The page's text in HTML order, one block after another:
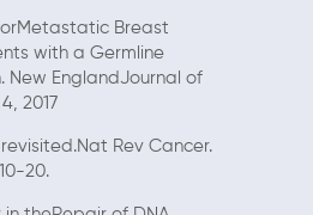
Breast
with a Germline
New EnglandJournal of
2017
revisited.Nat Rev Cancer.
20.